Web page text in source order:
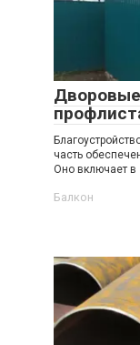
часть
Оно включает в
Балкон